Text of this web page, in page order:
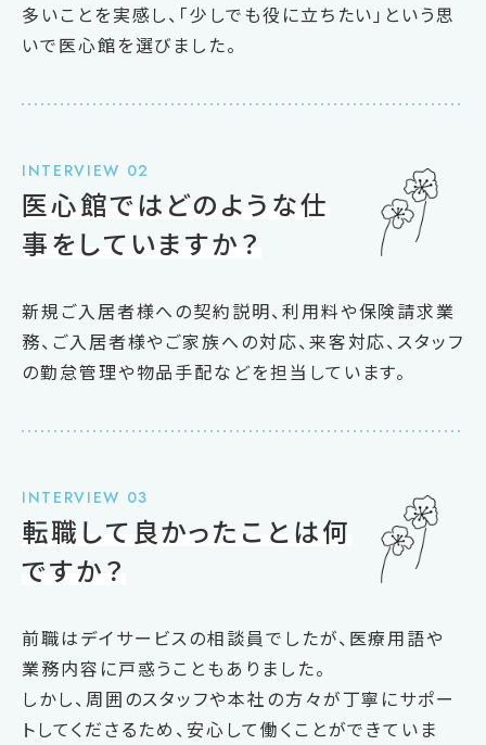
多いことを実感し、「少しでも役に立ちたい」という思
いで医心館を選びました。
INTERVIEW 02
医心館ではどのような仕
事をしていますか？
新規ご入居者様への契約説明、利用料や保険請求業
務、ご入居者様やご家族への対応、来客対応、スタッフ
の勤怠管理や物品手配などを担当しています。
INTERVIEW 03
転職して良かったことは何
ですか？
前職はデイサービスの相談員でしたが、医療用語や
業務内容に戸惑うこともありました。
しかし、周囲のスタッフや本社の方々が丁寧にサポー
トしてくださるため、安心して働くことができていま